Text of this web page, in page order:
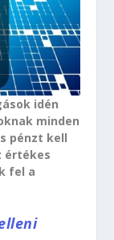
idén
minden
pénzt kell
értékes
fel a